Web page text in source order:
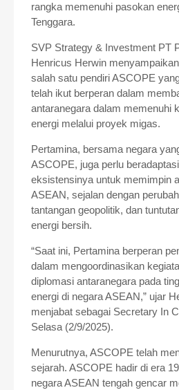
rangka memenuhi pasokan
Tenggara.
SVP Strategy & Investment PT
Henricus Herwin
salah satu pendiri ASCOPE
telah ikut berperan dalam
antaranegara dalam memenuhi
energi melalui proyek migas.
Pertamina, bersama negara
ASCOPE, juga perlu
eksistensinya untuk memimpin
ASEAN, sejalan dengan
tantangan geopolitik, dan
energi bersih.
“Saat ini, Pertamina berperan
dalam mengoordinasikan
diplomasi antaranegara pada
energi di negara ASEAN,” ujar
menjabat sebagai Secretary In
Selasa (2/9/2025).
Menurutnya, ASCOPE telah
sejarah. ASCOPE hadir di era
negara ASEAN tengah gencar